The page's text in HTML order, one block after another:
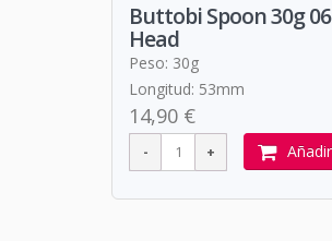
Buttobi Spoon 30g
Head
Peso: 30g
Longitud: 53mm
14,90 €
Añadir